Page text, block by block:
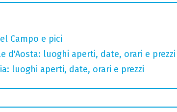
Campo e pici
d'Aosta: luoghi aperti, date, orari e prezzi
luoghi aperti, date, orari e prezzi